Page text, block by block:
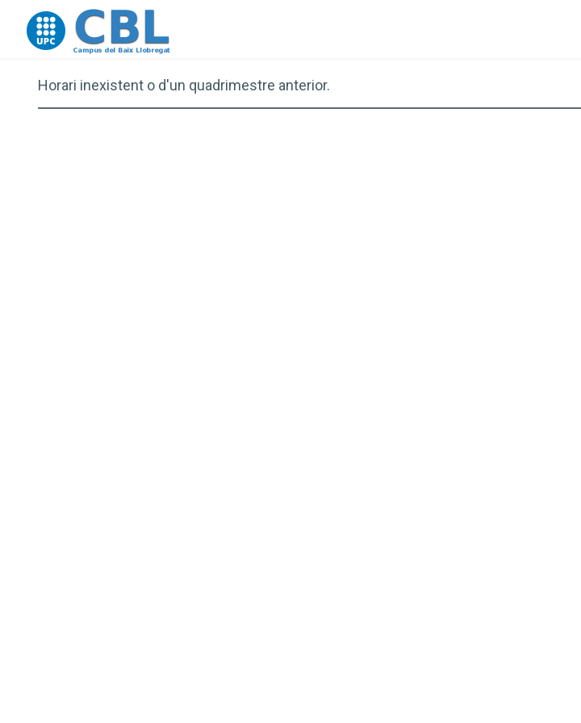
Go to upc.edu
Horari inexistent o d'un quadrimestre anterior.